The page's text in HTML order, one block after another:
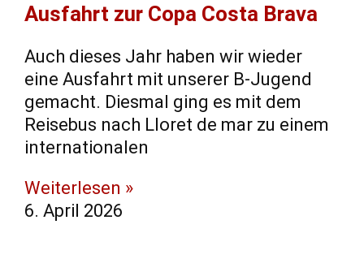
Ausfahrt zur Copa Costa Brava
Auch dieses Jahr haben wir wieder
eine Ausfahrt mit unserer B-Jugend
gemacht. Diesmal ging es mit dem
Reisebus nach Lloret de mar zu einem
internationalen
Weiterlesen »
6. April 2026